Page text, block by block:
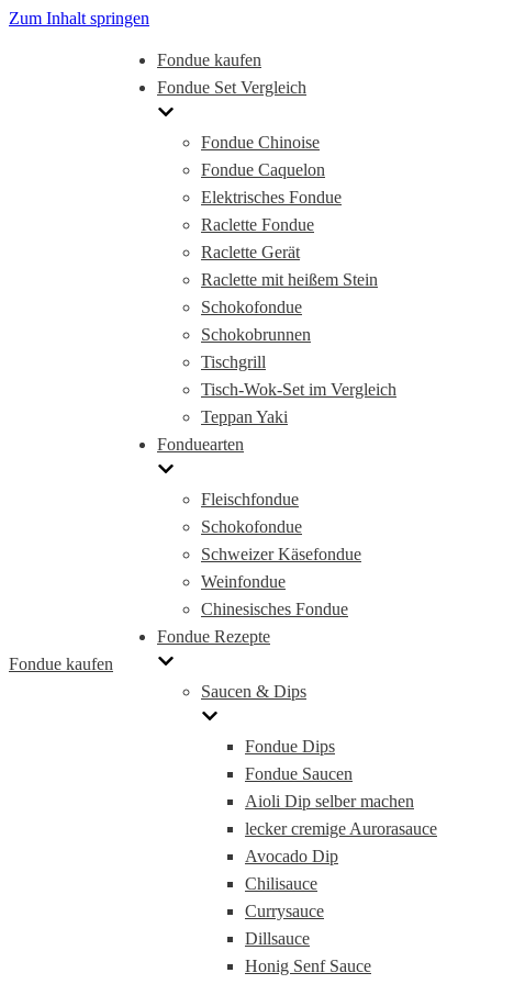
Zum Inhalt springen
Fondue kaufen
Fondue kaufen
Fondue Set Vergleich
Fondue Chinoise
Fondue Caquelon
Elektrisches Fondue
Raclette Fondue
Raclette Gerät
Raclette mit heißem Stein
Schokofondue
Schokobrunnen
Tischgrill
Tisch-Wok-Set im Vergleich
Teppan Yaki
Fonduearten
Fleischfondue
Schokofondue
Schweizer Käsefondue
Weinfondue
Chinesisches Fondue
Fondue Rezepte
Saucen & Dips
Fondue Dips
Fondue Saucen
Aioli Dip selber machen
lecker cremige Aurorasauce
Avocado Dip
Chilisauce
Currysauce
Dillsauce
Honig Senf Sauce